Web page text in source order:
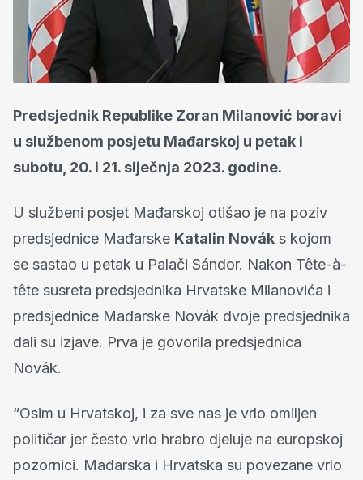
Predsjednik Republike Zoran Milanović boravi
u službenom posjetu Mađarskoj u petak i
subotu, 20. i 21. siječnja 2023. godine.
U službeni posjet Mađarskoj otišao je na poziv
predsjednice Mađarske Katalin Novák s kojom
se sastao u petak u Palači Sándor. Nakon Tête-à-
tête susreta predsjednika Hrvatske Milanovića i
predsjednice Mađarske Novák dvoje predsjednika
dali su izjave. Prva je govorila predsjednica
Novák.
“Osim u Hrvatskoj, i za sve nas je vrlo omiljen
političar jer često vrlo hrabro djeluje na europskoj
pozornici. Mađarska i Hrvatska su povezane vrlo